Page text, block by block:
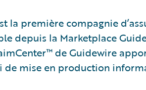
la première compagnie
depuis la Marketplace
de Guidewire
de mise en production